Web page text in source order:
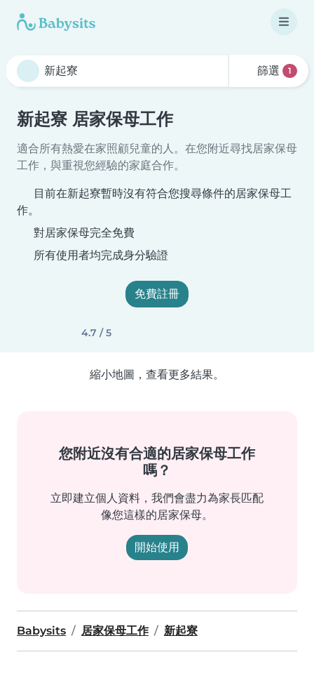
篩選 1
新起寮 居家保母工作
適合所有熱愛在家照顧兒童的人。在您附近尋找居家保母
工作，與重視您經驗的家庭合作。
目前在新起寮暫時沒有符合您搜尋條件的居家保母工
作。
對居家保母完全免費
所有使用者均完成身分驗證
免費註冊
4.7 / 5
縮小地圖，查看更多結果。
您附近沒有合適的居家保母工作
嗎？
立即建立個人資料，我們會盡力為家長匹配
像您這樣的居家保母。
開始使用
Babysits 居家保母工作 新起寮